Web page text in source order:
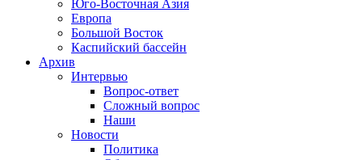
Юго-Восточная Азия
Европа
Большой Восток
Каспийский бассейн
Архив
Интервью
Вопрос-ответ
Сложный вопрос
Наши
Новости
Политика